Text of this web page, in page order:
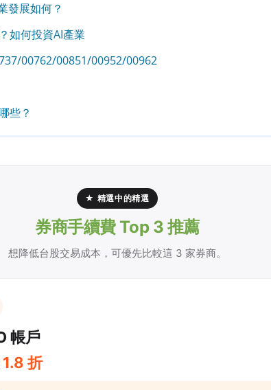
發展如何？
如何投資AI產業
00762/00851/00952/00962
些？
★ 精選中的精選
券商手續費 Top 3 推薦
想降低台股交易成本，可優先比較這 3 家券商。
帳戶
折